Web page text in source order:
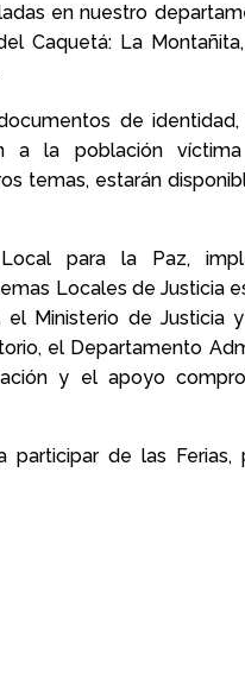
en nuestro
Caquetá: La
de
a la población
temas, estarán
para la Paz,
Locales de Justicia
Ministerio de Justicia
el Departamento
y el apoyo
de las Ferias,